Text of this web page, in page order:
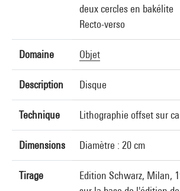
deux cercles en bakélite
Recto-verso
Domaine Objet
Description Disque
Technique Lithographie offset sur
Dimensions Diamètre : 20 cm
Tirage
Edition Schwarz, Milan,